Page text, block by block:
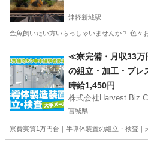
津軽新城駅
金魚飼いたい方いらっしゃいませんか？ 色々
津軽新城駅 その他
≪寮完備・月収33万
の組立・加工・プレ
時給1,450円
株式会社Harvest Biz
宮城県
寮費実質1万円台｜半導体装置の組立・検査